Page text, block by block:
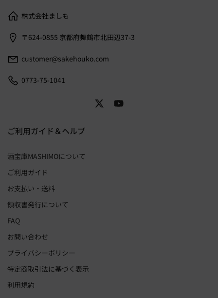
株式会社ましも
〒624-0855 京都府舞鶴市北田辺37-3
customer@sakehouko.com
0773-75-1041
ご利用ガイド＆ヘルプ
酒宝庫MASHIMOについて
ご利用ガイド
お支払い・送料
領収書発行について
FAQ
お問い合わせ
プライバシーポリシー
特定商取引法に基づく表示
利用規約